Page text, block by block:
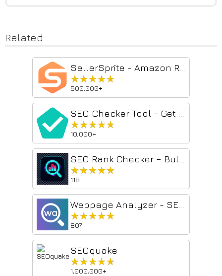
Related
★★★★★
★★★★★
500,000+
★★★★★
★★★★★
10,000+
★★★★★
★★★★★
118
★★★★★
★★★★★
807
SEOquake
★★★★★
★★★★★
1,000,000+